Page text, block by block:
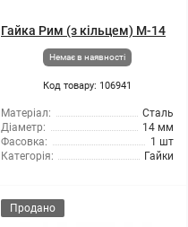
Гайка Рим (з кільцем) М-14
Немає в наявності
Код товару: 106941
Матеріал:
Сталь
Діаметр:
14 мм
Фасовка:
1 шт
Категорія:
Гайки
Продано